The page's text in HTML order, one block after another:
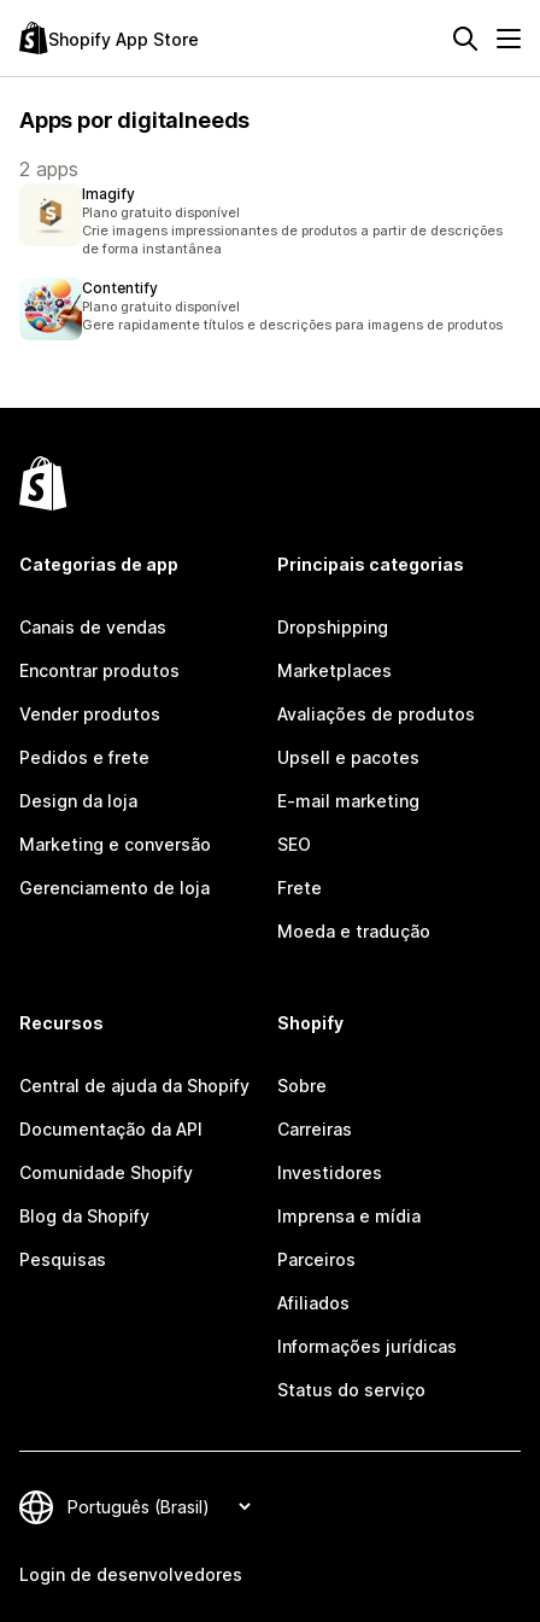
Shopify App Store
Apps por digitalneeds
2 apps
Imagify
Plano gratuito disponível
Crie imagens impressionantes de produtos a partir de descrições
de forma instantânea
Contentify
Plano gratuito disponível
Gere rapidamente títulos e descrições para imagens de produtos
Categorias de app
Canais de vendas
Encontrar produtos
Vender produtos
Pedidos e frete
Design da loja
Marketing e conversão
Gerenciamento de loja
Principais categorias
Dropshipping
Marketplaces
Avaliações de produtos
Upsell e pacotes
E-mail marketing
SEO
Frete
Moeda e tradução
Recursos
Central de ajuda da Shopify
Documentação da API
Comunidade Shopify
Blog da Shopify
Pesquisas
Shopify
Sobre
Carreiras
Investidores
Imprensa e mídia
Parceiros
Afiliados
Informações jurídicas
Status do serviço
Login de desenvolvedores